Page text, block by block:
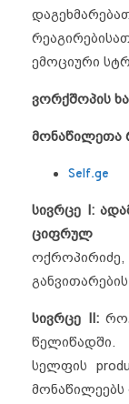
ემოციური
ვორქშოპის
მონაწილეთა
Self.ge
სივრცე I:
ციფრულ
სივრცე II:
სელფის
მონაწილეებს